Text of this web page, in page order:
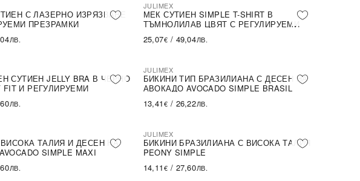
С ЛАЗЕРНО ИЗРЯЗВАНЕ
ПРЕЗРАМКИ
ЛВ.
JULIMEX
МЕК СУТИЕН SIMPLE T-SHIRT В
ТЪМНОЛИЛАВ ЦВЯТ С РЕГУЛИРУЕМИ
ПРЕЗРАМКИ
25,07€ / 49,04ЛВ.
БРОЙКА
СУТИЕН JELLY BRA В ЧЕРНО
FIT И РЕГУЛИРУЕМИ
ЛВ.
JULIMEX
БИКИНИ ТИП БРАЗИЛИАНА С ДЕСЕН НА
АВОКАДО AVOCADO SIMPLE BRASIL
13,41 € / 26,22ЛВ.
ТАЛИЯ И ДЕСЕН НА
SIMPLE MAXI
ЛВ.
ПОСЛЕДНА БРОЙКА
JULIMEX
БИКИНИ БРАЗИЛИАНА С ВИСОКА ТАЛИЯ
PEONY SIMPLE
14,11 € / 27,60ЛВ.